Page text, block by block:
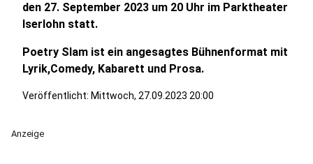
den 27. September 2023 um 20 Uhr im Parktheater
Iserlohn statt.
Poetry Slam ist ein angesagtes Bühnenformat mit
Lyrik,Comedy, Kabarett und Prosa.
Veröffentlicht: Mittwoch, 27.09.2023 20:00
Anzeige